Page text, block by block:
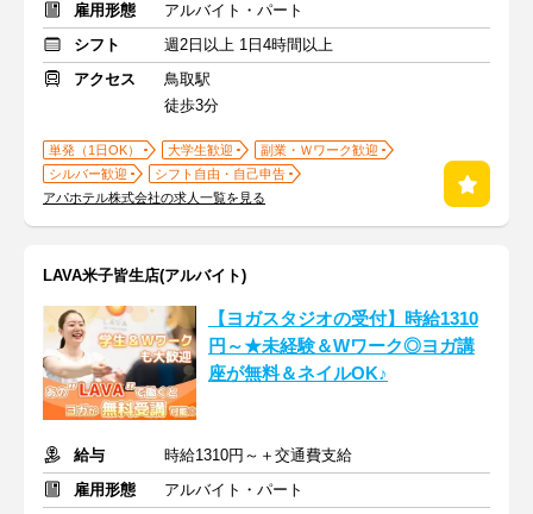
雇用形態
アルバイト・パート
シフト
週2日以上 1日4時間以上
アクセス
鳥取駅
徒歩3分
単発（1日OK） 大学生歓迎
副業・Ｗワーク歓迎
シルバー歓迎
シフト自由・自己申告
アパホテル株式会社の求人一覧を見る
LAVA米子皆生店(アルバイト)
【ヨガスタジオの受付】時給1310
円～★未経験＆Wワーク◎ヨガ講
座が無料＆ネイルOK♪
給与
時給1310円～＋交通費支給
雇用形態
アルバイト・パート